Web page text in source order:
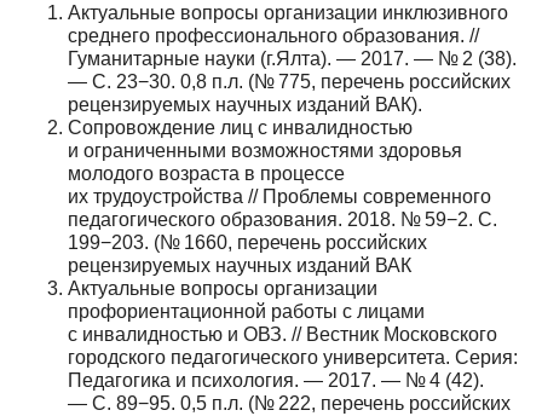
Актуальные вопросы организации инклюзивного
среднего профессионального образования. //
Гуманитарные науки (г.Ялта). — 2017. — № 2 (38).
— С. 23−30. 0,8 п.л. (№ 775, перечень российских
рецензируемых научных изданий ВАК).
Сопровождение лиц с инвалидностью
и ограниченными возможностями здоровья
молодого возраста в процессе
их трудоустройства // Проблемы современного
педагогического образования. 2018. № 59−2. С.
199−203. (№ 1660, перечень российских
рецензируемых научных изданий ВАК
Актуальные вопросы организации
профориентационной работы с лицами
с инвалидностью и ОВЗ. // Вестник Московского
городского педагогического университета. Серия:
Педагогика и психология. — 2017. — № 4 (42).
— С. 89−95. 0,5 п.л. (№ 222, перечень российских